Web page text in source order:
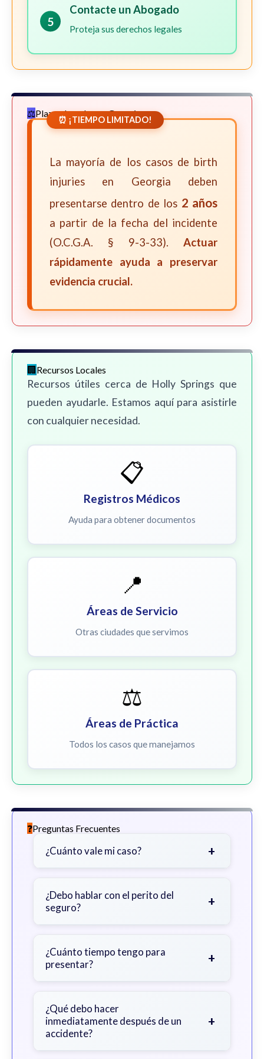
5
Contacte un Abogado
Proteja sus derechos legales
Plazos Legales en Georgia
⏰ ¡TIEMPO LIMITADO!
La mayoría de los casos de birth
injuries en Georgia deben
presentarse dentro de los 2 años
a partir de la fecha del incidente
(O.C.G.A. § 9-3-33). Actuar
rápidamente ayuda a preservar
evidencia crucial.
Recursos Locales
Recursos útiles cerca de Holly Springs que
pueden ayudarle. Estamos aquí para asistirle
con cualquier necesidad.
📋
Registros Médicos
Ayuda para obtener documentos
📍
Áreas de Servicio
Otras ciudades que servimos
⚖️
Áreas de Práctica
Todos los casos que manejamos
Preguntas Frecuentes
¿Cuánto vale mi caso? +
gravedad de sus lesiones, facturas
médicas, tiempo fuera del trabajo y
¿Debo hablar con el perito del
seguro?
+
primero con un abogado para evitar
declaraciones que perjudiquen su
¿Cuánto tiempo tengo para
presentar?
+
con excepciones. Consulte para
obtener orientación específica.
¿Qué debo hacer
inmediatamente después de un
accidente?
+